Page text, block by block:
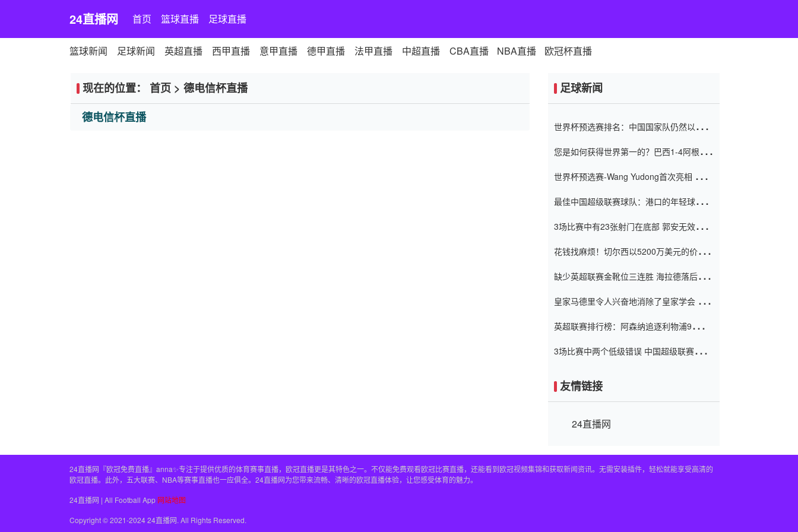
24直播网 首页 篮球直播 足球直播
篮球新闻 足球新闻 英超直播 西甲直播 意甲直播 德甲直播 法甲直播 中超直播 CBA直播 NBA直播 欧冠杯直播
现在的位置： 首页 > 德电信杯直播
德电信杯直播
足球新闻
世界杯预选赛排名：中国国家队仍然以6分
您是如何获得世界第一的？巴西1-4阿根
世界杯预选赛-Wang Yudong首次亮相 中国
最佳中国超级联赛球队：港口的年轻球员在
（Taishan）
3场比赛中有23张射门在底部 郭安无效传球
花钱找麻烦！切尔西以5200万美元的价格
窗口
缺少英超联赛金靴位三连胜 海拉德落后6球
皇家马德里令人兴奋地消除了皇家学会 安
英超联赛排行榜：阿森纳追逐利物浦9分 曼
3场比赛中两个低级错误 中国超级联赛的前
友情链接
24直播网
24直播网『欧冠免费直播』anna✨专注于提供优质的体育赛事直播，欧冠直播更是其特色之一。不仅能免费观看欧冠比赛直播，还能看到欧冠视频集锦和获取新闻资讯。无需安装插件，轻松就能享受高清的
欧冠直播。此外，五大联赛、NBA等赛事直播也一应俱全。24直播网为您带来流畅、清晰的欧冠直播体验，让您感受体育的魅力。
24直播网 | All Football App 网站地图
Copyright © 2021-2024 24直播网. All Rights Reserved.